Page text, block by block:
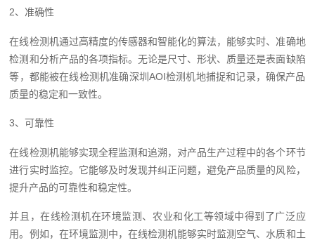
2、准确性
在线检测机通过高精度的传感器和智能化的算法，能够实时、准确地
检测和分析产品的各项指标。无论是尺寸、形状、质量还是表面缺陷
等，都能被在线检测机准确深圳AOI检测机‍地捕捉和记录，确保产品
质量的稳定和一致性。
3、可靠性
在线检测机能够实现全程监测和追溯，对产品生产过程中的各个环节
进行实时监控。它能够及时发现并纠正问题，避免产品质量的风险，
提升产品的可靠性和稳定性。
并且，在线检测机在环境监测、农业和化工等领域中得到了广泛应
用。例如，在环境监测中，在线检测机能够实时监测空气、水质和土